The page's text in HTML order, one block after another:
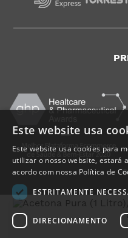
Este website usa
Este website usa cookies para
utilizar o nosso website, estará
acordo com nossa Política de
ESTRITAMENTE
DIRECIONAMENTO